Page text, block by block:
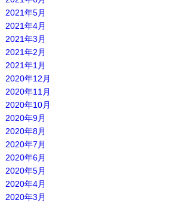
2021年5月
2021年4月
2021年3月
2021年2月
2021年1月
2020年12月
2020年11月
2020年10月
2020年9月
2020年8月
2020年7月
2020年6月
2020年5月
2020年4月
2020年3月